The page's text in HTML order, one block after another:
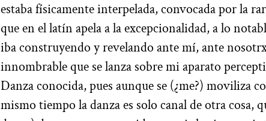
estaba físicamente interpelada, convocada por la
que en el latín apela a la excepcionalidad, a lo
iba construyendo y revelando ante mí, ante
innombrable que se lanza sobre mi aparato
Danza conocida, pues aunque se (¿me?) moviliza
mismo tiempo la danza es solo canal de otra cosa,